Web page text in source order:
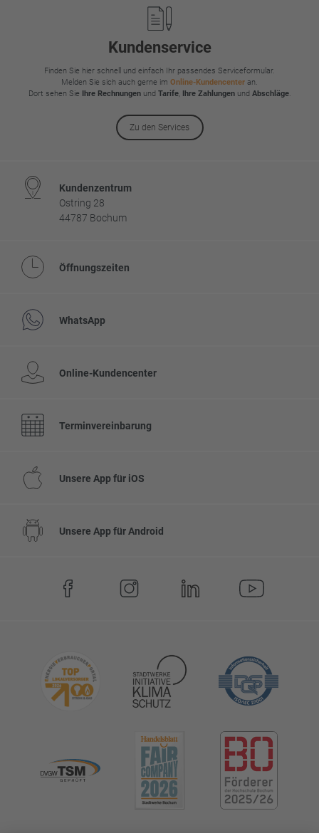
Kundenservice
Finden Sie hier schnell und einfach Ihr passendes Serviceformular.
Melden Sie sich auch gerne im Online-Kundencenter an.
Dort sehen Sie Ihre Rechnungenund Tarife, Ihre Zahlungenund Abschläge.
Zu den Services
Kundenzentrum
Ostring 28
44787 Bochum
Öffnungszeiten
WhatsApp
Online-Kundencenter
Terminvereinbarung
Unsere App für iOS
Unsere App für Android